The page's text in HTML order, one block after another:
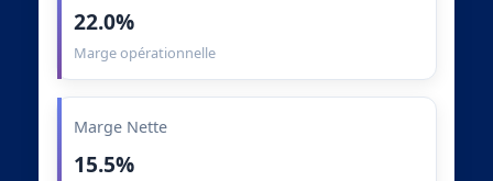
22.0%
Marge opérationnelle
Marge Nette
15.5%